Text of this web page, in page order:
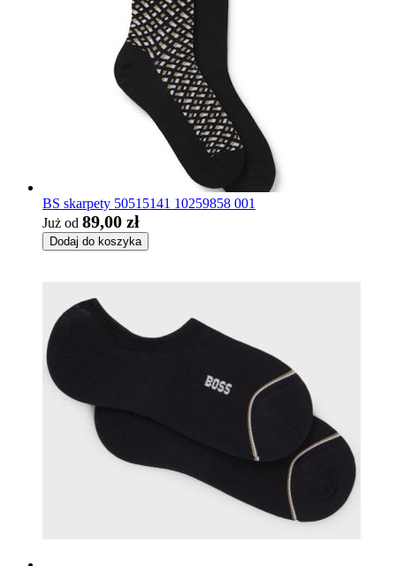
BS skarpety 50515141 10259858 001
Już od 89,00 zł
Dodaj do koszyka